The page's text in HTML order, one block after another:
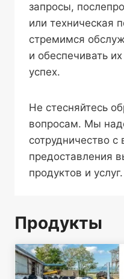
запросы,
или техническая
стремимся
и обеспечивать
успех.
Не стесняйтесь
вопросам. Мы
сотрудничество с
предоставления
продуктов и услуг.
Продукты